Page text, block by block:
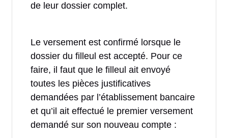
de leur dossier complet.
Le versement est confirmé lorsque le
dossier du filleul est accepté. Pour ce
faire, il faut que le filleul ait envoyé
toutes les pièces justificatives
demandées par l’établissement bancaire
et qu’il ait effectué le premier versement
demandé sur son nouveau compte :